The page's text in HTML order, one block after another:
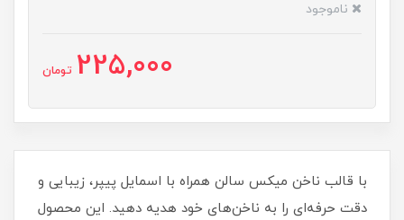
ناموجود
225,000 تومان
با قالب ناخن میکس سالن همراه با اسمایل پیپر، زیبایی و
دقت حرفه‌ای را به ناخن‌های خود هدیه دهید. این محصول